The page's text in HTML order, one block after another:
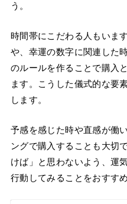
う。
時間帯にこだわる人もいま
や、幸運の数字に関連した
のルールを作ることで購入
ます。こうした儀式的な要
します。
予感を感じた時や直感が働
ングで購入することも大切
けば」と思わないよう、運
行動してみることをおすす